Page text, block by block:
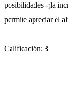
posibilidades -¡la
permite apreciar el
Calificación: 3